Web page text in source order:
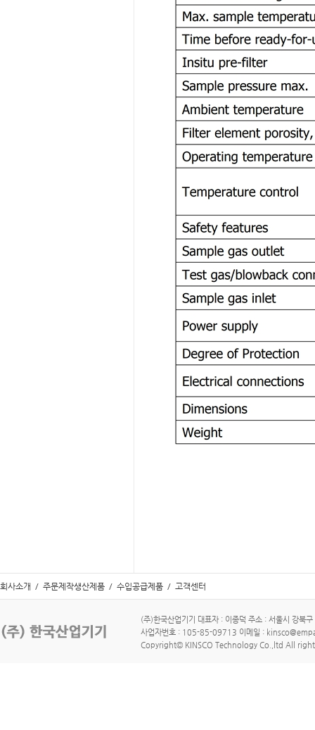
회사소개 / 주문제작생산제품 / 수입공급제품 / 고객센터
(주)한국산업기기 대표자 : 이종덕 주소 : 서울시
사업자번호 : 105-85-09713 이메일 :
Copyright© KINSCO Technology Co.,ltd All